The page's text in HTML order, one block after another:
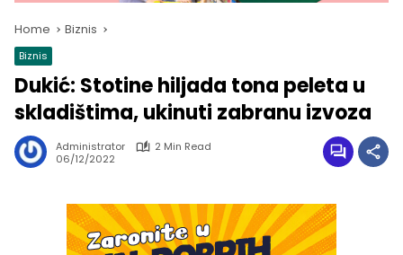
Home Biznis
Biznis
Dukić: Stotine hiljada tona peleta u
skladištima, ukinuti zabranu izvoza
Administrator
2 Min Read
06/12/2022